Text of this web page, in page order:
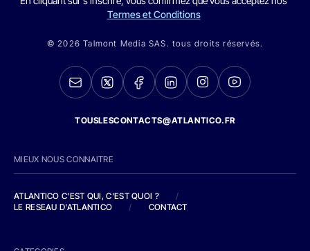
Termes et Conditions
© 2026 Talmont Media SAS. tous droits réservés.
TOUSLESCONTACTS@ATLANTICO.FR
MIEUX NOUS CONNAITRE
ATLANTICO C'EST QUI, C'EST QUOI ?
/
LE RESEAU D'ATLANTICO
/ CONTACT